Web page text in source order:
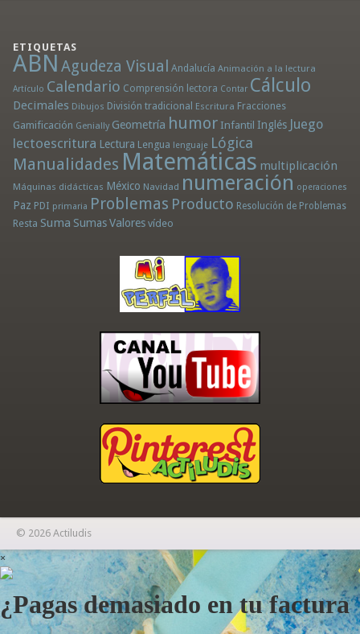
ETIQUETAS
ABN Agudeza Visual Andalucía Animación a la lectura
Artículo Calendario Comprensión lectora Contar Cálculo
Decimales Dibujos División tradicional Escritura Fracciones
Gamificación Genially Geometría humor Infantil Inglés Juego
lectoescritura Lectura Lengua lenguaje Lógica
Manualidades Matemáticas multiplicación
Máquinas didácticas México Navidad numeración operaciones
Paz PDI primaria Problemas Producto Resolución de Problemas
Resta Suma Sumas Valores vídeo
© 2026 Actiludis
×
¿Pagas demasiado en tu factura